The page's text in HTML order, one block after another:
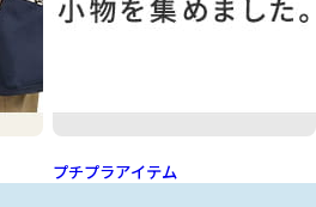
プチプラアイテム